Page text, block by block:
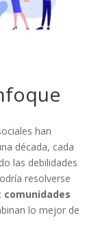
han
década, cada
las debilidades
resolverse
comunidades
lo mejor de